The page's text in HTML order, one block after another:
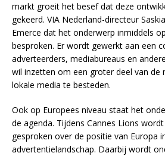
markt groeit het besef dat deze
gekeerd. VIA Nederland-directeur
Emerce dat het onderwerp inmiddels
besproken. Er wordt gewerkt aan een
adverteerders, mediabureaus en
wil inzetten om een groter deel van de
lokale media te besteden.
Ook op Europees niveau staat het
de agenda. Tijdens Cannes Lions
gesproken over de positie van Europa
advertentielandschap. Daarbij wordt